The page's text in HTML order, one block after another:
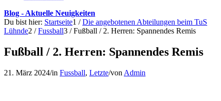
Blog - Aktuelle Neuigkeiten
Du bist hier: Startseite1 / Die angebotenen Abteilungen beim TuS
Lühnde2 / Fussball3 / Fußball / 2. Herren: Spannendes Remis
Fußball / 2. Herren: Spannendes Remis
21. März 2024/in Fussball, Letzte/von Admin